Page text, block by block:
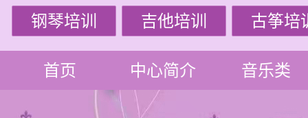
钢琴培训 吉他培训 古筝培
首页 中心简介 音乐类